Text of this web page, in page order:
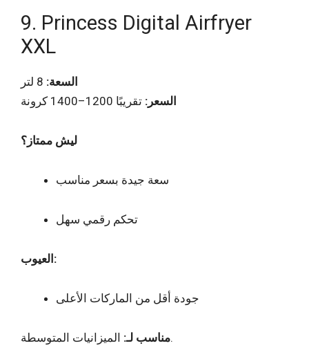
9. Princess Digital Airfryer
XXL
السعة:
السعر: تقريبًا 1200–1400 كرونة
ليش ممتاز؟
سعة جيدة بسعر مناسب
تحكم رقمي سهل
العيوب:
جودة أقل من الماركات الأعلى
مناسب لـ:الميزانيات المتوسطة.